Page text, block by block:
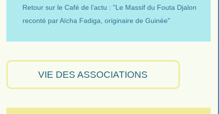
Retour sur le Café de l’actu : "Le Massif du Fouta Djalon
reconté par Aïcha Fadiga, originaire de Guinée"
VIE DES ASSOCIATIONS